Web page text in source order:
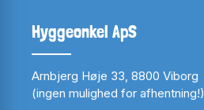
Hyggeonkel ApS
Arnbjerg Høje 33, 8800 Viborg
(ingen mulighed for afhentning!)